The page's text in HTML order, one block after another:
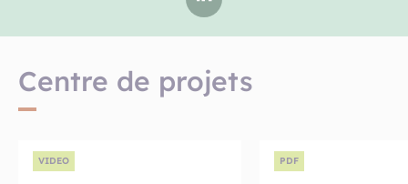
Centre de projets
VIDEO PDF